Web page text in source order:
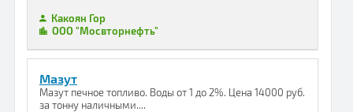
Какоян Гор
ООО "Мосвторнефть"
Мазут
Мазут печное топливо. Воды от 1 до 2%. Цена 14000 руб.
за тонну наличными....